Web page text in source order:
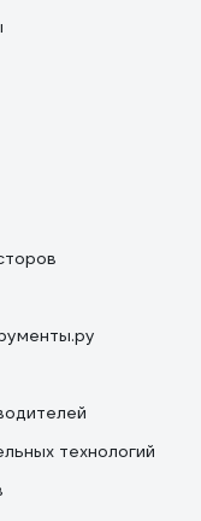
технологий